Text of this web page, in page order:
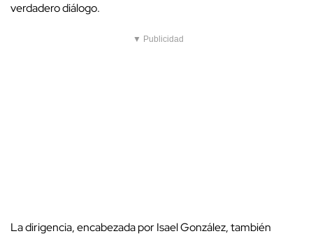
verdadero diálogo.
▼ Publicidad
La dirigencia, encabezada por Isael González, también